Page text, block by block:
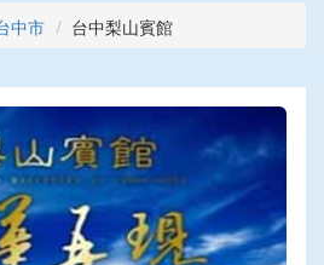
中市 台中梨山賓館